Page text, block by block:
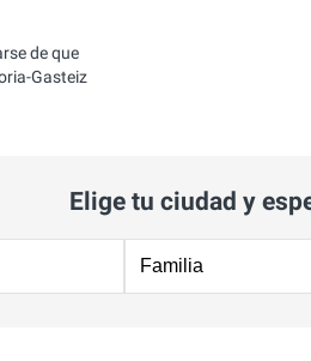
de que
Gasteiz
Elige tu ciudad y